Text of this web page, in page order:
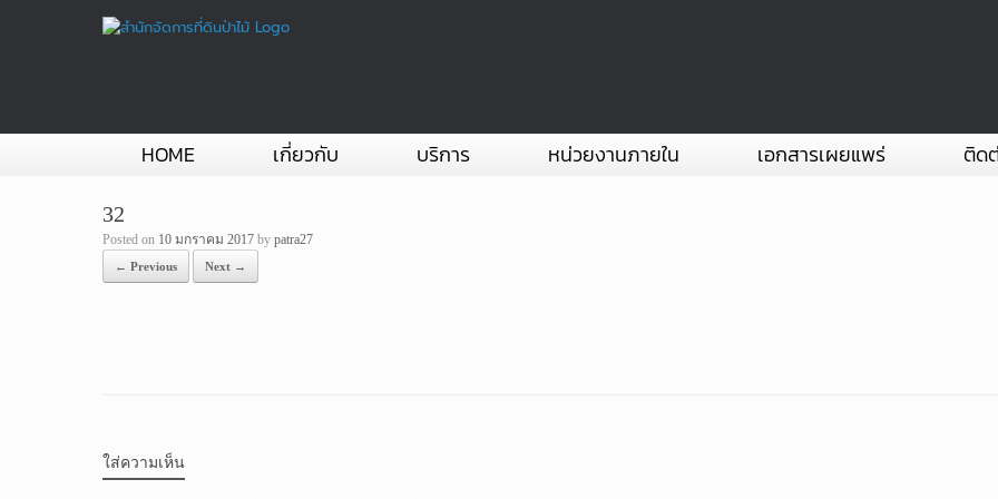
HOME เกี่ยวกับ บริการ หน่วยงานภายใน เอกสารเผยแพร่ ติด
32
Posted on 10 มกราคม 2017 by patra27
← Previous Next →
ใส่ความเห็น